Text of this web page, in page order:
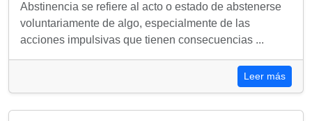
Abstinencia se refiere al acto o estado de abstenerse
voluntariamente de algo, especialmente de las
acciones impulsivas que tienen consecuencias ...
Leer más